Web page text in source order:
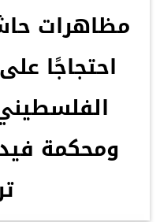
مظاهرات
احتجاجًا
ومحكمة